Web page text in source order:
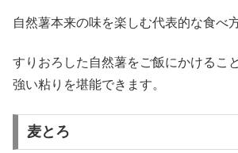
自然薯本来の味を楽しむ代表的な食べ
すりおろした自然薯をご飯にかけるこ
強い粘りを堪能できます。
麦とろ